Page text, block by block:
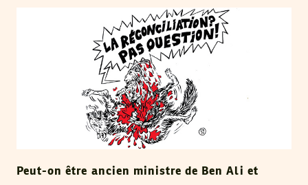
Peut-on être ancien ministre de Ben Ali et